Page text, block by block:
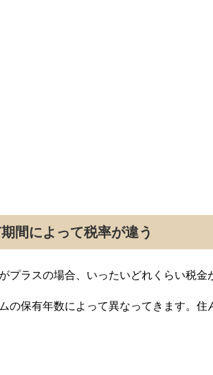
間によって税率が違う
プラスの場合、いったいどれくらい税金
の保有年数によって異なってきます。住